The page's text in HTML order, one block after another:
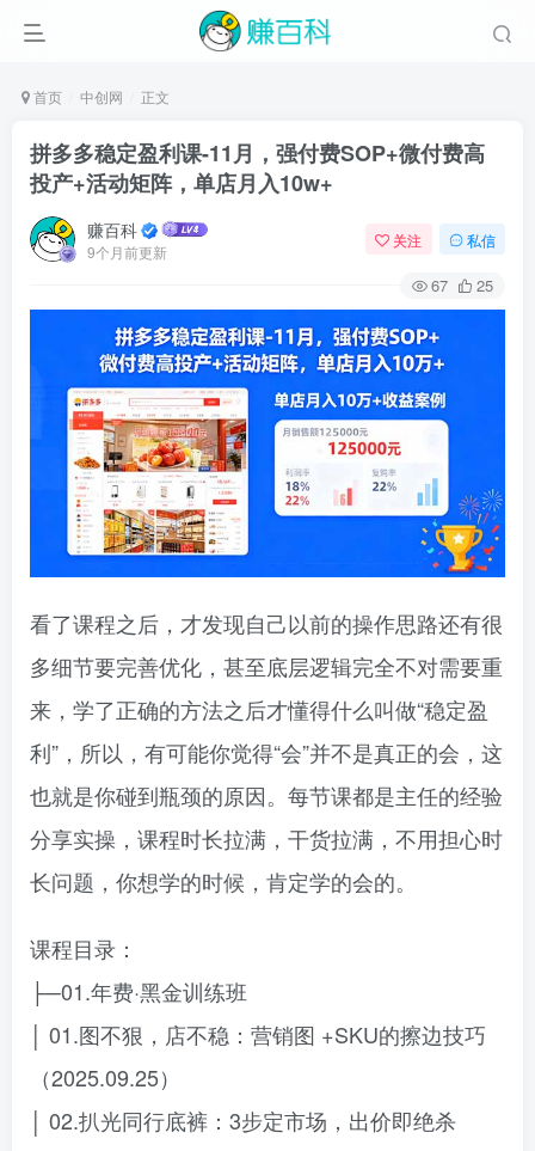
首页 中创网 正文
拼多多稳定盈利课-11月，强付费SOP+微付费高
投产+活动矩阵，单店月入10w+
赚百科
9个月前更新
关注 私信
67 25
看了课程之后，才发现自己以前的操作思路还有很
多细节要完善优化，甚至底层逻辑完全不对需要重
来，学了正确的方法之后才懂得什么叫做“稳定盈
利”，所以，有可能你觉得“会”并不是真正的会，这
也就是你碰到瓶颈的原因。每节课都是主任的经验
分享实操，课程时长拉满，干货拉满，不用担心时
长问题，你想学的时候，肯定学的会的。
课程目录：
├─01.年费·黑金训练班
│ 01.图不狠，店不稳：营销图 +SKU的擦边技巧
（2025.09.25）
│ 02.扒光同行底裤：3步定市场，出价即绝杀